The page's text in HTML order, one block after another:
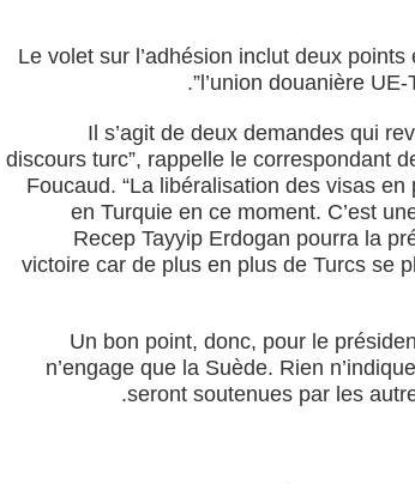
Le volet sur l’adhésion inclut deux
l’union douanière UE-
“Il s’agit de deux demandes qui
discours turc”, rappelle le correspondant
Foucaud. “La libéralisation des visas
en Turquie en ce moment. C’est
Recep Tayyip Erdogan pourra la
victoire car de plus en plus de Turcs se
Un bon point, donc, pour le
n’engage que la Suède. Rien
seront soutenues par les